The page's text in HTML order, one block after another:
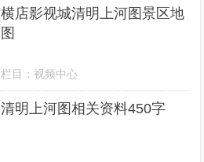
横店影视城清明上河图景区地
图
栏目：视频中心
清明上河图相关资料450字